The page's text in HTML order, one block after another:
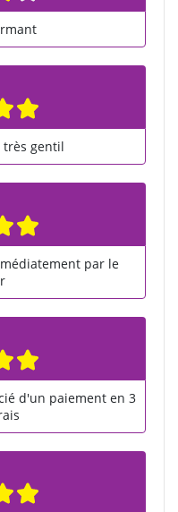
très gentil
par le
d'un paiement en 3